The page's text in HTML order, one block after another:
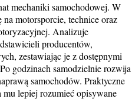
mechaniki samochodowej. W
motorsporcie, technice oraz
Analizuje
producentów,
zestawiając je z dostępnymi
godzinach samodzielnie rozwija
samochodów. Praktyczne
mu lepiej rozumieć opisywane